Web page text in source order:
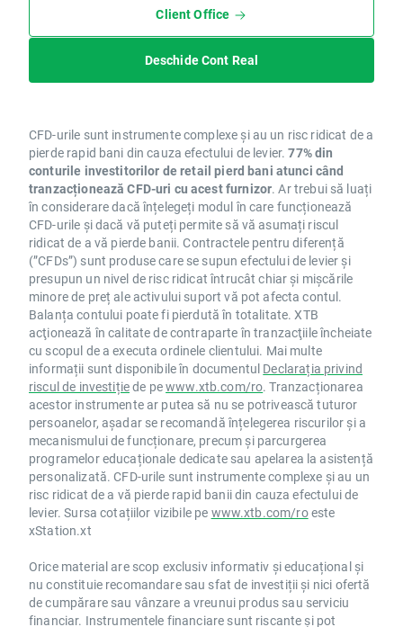
Client Office
Deschide Cont Real
CFD-urile sunt instrumente complexe și au un risc ridicat de a
pierde rapid bani din cauza efectului de levier.77% din
conturile investitorilor de retail pierd bani atunci când
tranzacționează CFD-uri cu acest furnizor. Ar trebui să luați
în considerare dacă înțelegeți modul în care funcționează
CFD-urile și dacă vă puteți permite să vă asumați riscul
ridicat de a vă pierde banii. Contractele pentru diferență
(”CFDs”) sunt produse care se supun efectului de levier și
presupun un nivel de risc ridicat întrucât chiar și mișcările
minore de preț ale activului suport vă pot afecta contul.
Balanța contului poate fi pierdută în totalitate. XTB
acţionează în calitate de contraparte în tranzacţiile încheiate
cu scopul de a executa ordinele clientului. Mai multe
informații sunt disponibile în documentul Declarația privind
riscul de investițiede pewww.xtb.com/ro. Tranzacționarea
acestor instrumente ar putea să nu se potrivească tuturor
persoanelor, așadar se recomandă înțelegerea riscurilor și a
mecanismului de funcționare, precum și parcurgerea
programelor educaționale dedicate sau apelarea la asistență
personalizată. CFD-urile sunt instrumente complexe și au un
risc ridicat de a vă pierde rapid banii din cauza efectului de
levier. Sursa cotațiilor vizibile pe www.xtb.com/roeste
xStation.xt
Orice material are scop exclusiv informativ și educațional și
nu constituie recomandare sau sfat de investiții și nici ofertă
de cumpărare sau vânzare a vreunui produs sau serviciu
financiar. Instrumentele financiare sunt riscante și pot